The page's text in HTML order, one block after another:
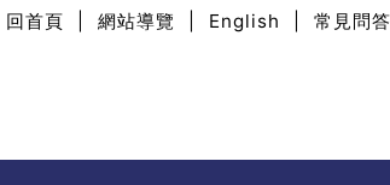
回首頁 網站導覽 English 常見問答